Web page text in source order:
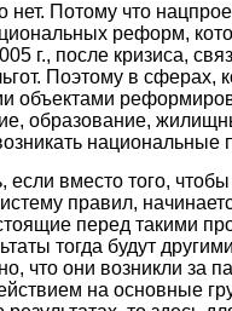
нет. Потому что
реформ,
г., после кризиса,
Поэтому в сферах,
объектами
образование,
национальные
если вместо того, чтобы
правил,
перед такими
тогда будут
что они возникли за
на основные